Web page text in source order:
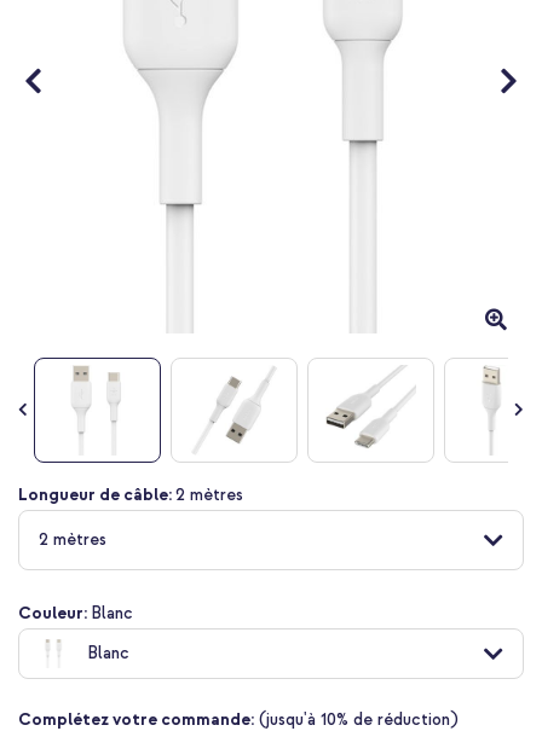
Passer
au
début
de
Galerie
d’images
Longueur de câble:2 mètres
2 mètres
Couleur: Blanc
Blanc
Complétez votre commande: (jusqu'à 10% de réduction)